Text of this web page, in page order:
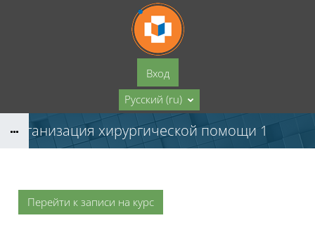
Перейти к основному содержанию
Вход
Русский ‎(ru)‎
Организация хирургической помощи 1
Перейти к записи на курс